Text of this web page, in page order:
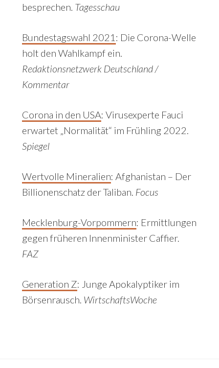
besprechen. Tagesschau
Bundestagswahl 2021 : Die Corona-Welle
holt den Wahlkampf ein.
Redaktionsnetzwerk Deutschland /
Kommentar
Corona in den USA: Virusexperte Fauci
erwartet „Normalität“ im Frühling 2022.
Spiegel
Wertvolle Mineralien: Afghanistan – Der
Billionenschatz der Taliban. Focus
Mecklenburg-Vorpommern: Ermittlungen
gegen früheren Innenminister Caffier.
FAZ
Generation Z: Junge Apokalyptiker im
Börsenrausch. WirtschaftsWoche